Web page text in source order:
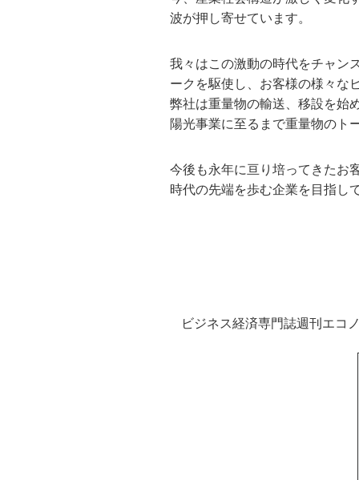
波が押し寄せています。
我々はこの激動の時代をチャン
ークを駆使し、お客様の様々な
弊社は重量物の輸送、移設を始
陽光事業に至るまで重量物のト
今後も永年に亘り培ってきたお
時代の先端を歩む企業を目指し
ビジネス経済専門誌週刊エコ